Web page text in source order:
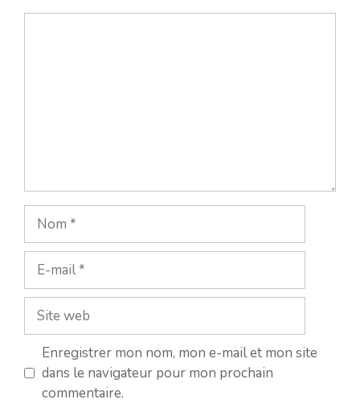
Nom
mail
Site
web
Enregistrer mon nom, mon e-mail et mon site
dans le navigateur pour mon prochain
commentaire.